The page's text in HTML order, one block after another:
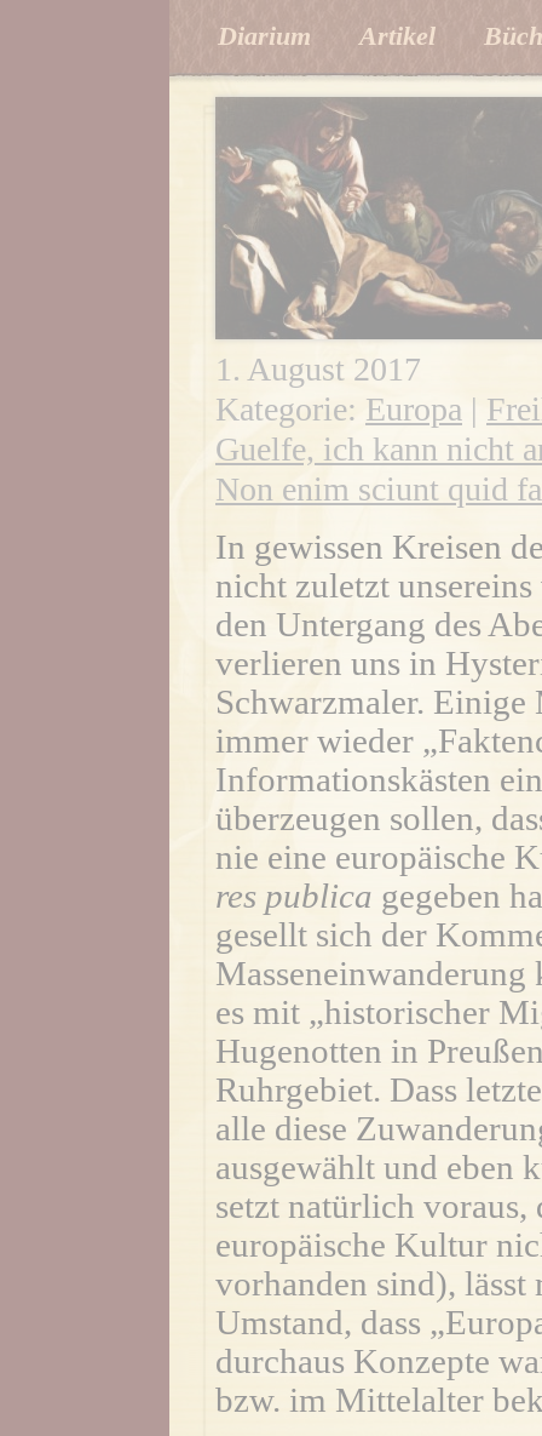
Diarium Artikel
1. August 2017
Kategorie: Europa |
Guelfe, ich kann nicht
Non enim sciunt quid
In gewissen Kreisen
nicht zuletzt
den Untergang des
verlieren uns in
Schwarzmaler.
immer wieder
Informationskästen
überzeugen sollen,
nie eine europäische
res publica gegeben
gesellt sich der
es mit „historischer
Hugenotten in
Ruhrgebiet. Dass
alle diese
ausgewählt und eben
setzt natürlich voraus,
europäische Kultur
vorhanden sind), lässt
Umstand, dass
durchaus Konzepte
bzw. im Mittelalter